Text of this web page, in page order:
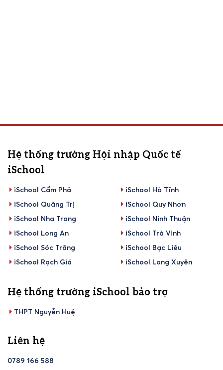
Hệ thống trường Hội nhập Quốc tế
iSchool
iSchool Cẩm Phả
iSchool Hà Tĩnh
iSchool Quảng Trị
iSchool Quy Nhơn
iSchool Nha Trang
iSchool Ninh Thuận
iSchool Long An
iSchool Trà Vinh
iSchool Sóc Trăng
iSchool Bạc Liêu
iSchool Rạch Giá
iSchool Long Xuyên
Hệ thống trường iSchool bảo trợ
THPT Nguyễn Huệ
Liên hệ
0789 166 588